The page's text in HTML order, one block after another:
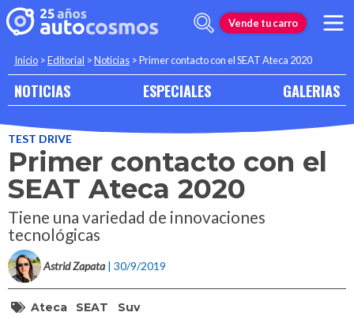
Vende tu carro
Inicio >Editorial >Noticias >Primer contacto con el SEAT Ateca 2020
NOTICIAS ESPECIALES GALERIAS
TEST DRIVE
Primer contacto con el
SEAT Ateca 2020
Tiene una variedad de innovaciones
tecnológicas
Astrid Zapata | 30/9/2019
Ateca SEAT Suv